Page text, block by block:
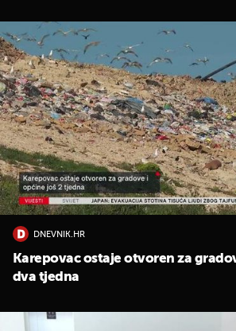
DNEVNIK.HR
Karepovac ostaje otvoren za
dva tjedna